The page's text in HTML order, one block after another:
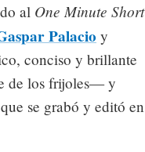
al One Minute Short
Palacio y
conciso y brillante
de los frijoles— y
se grabó y editó en